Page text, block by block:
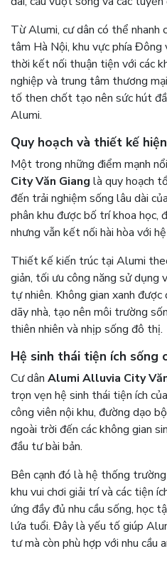
Từ Alumi, cư dân có thể nhanh
tâm Hà Nội, khu vực phía
thời kết nối thuận tiện với các
nghiệp và trung tâm thương
tố then chốt tạo nên sức hút
Alumi.
Quy hoạch và thiết kế
Một trong những điểm mạnh
City Văn Giang là quy hoạch
đến trải nghiệm sống lâu dài
phân khu được bố trí khoa học,
nhưng vẫn kết nối hài hòa với
Thiết kế kiến trúc tại Alumi
giản, tối ưu công năng sử dụng
tự nhiên. Không gian xanh
dãy nhà, tạo nên môi trường
thiên nhiên và nhịp sống đô thị.
Hệ sinh thái tiện ích sống
Cư dân Alumi Alluvia City
trọn vẹn hệ sinh thái tiện ích
công viên nội khu, đường dạo
ngoài trời đến các không gian
đầu tư bài bản.
Bên cạnh đó là hệ thống
khu vui chơi giải trí và các tiện
ứng đầy đủ nhu cầu sống, học
lứa tuổi. Đây là yếu tố giúp
tư mà còn phù hợp với nhu cầu